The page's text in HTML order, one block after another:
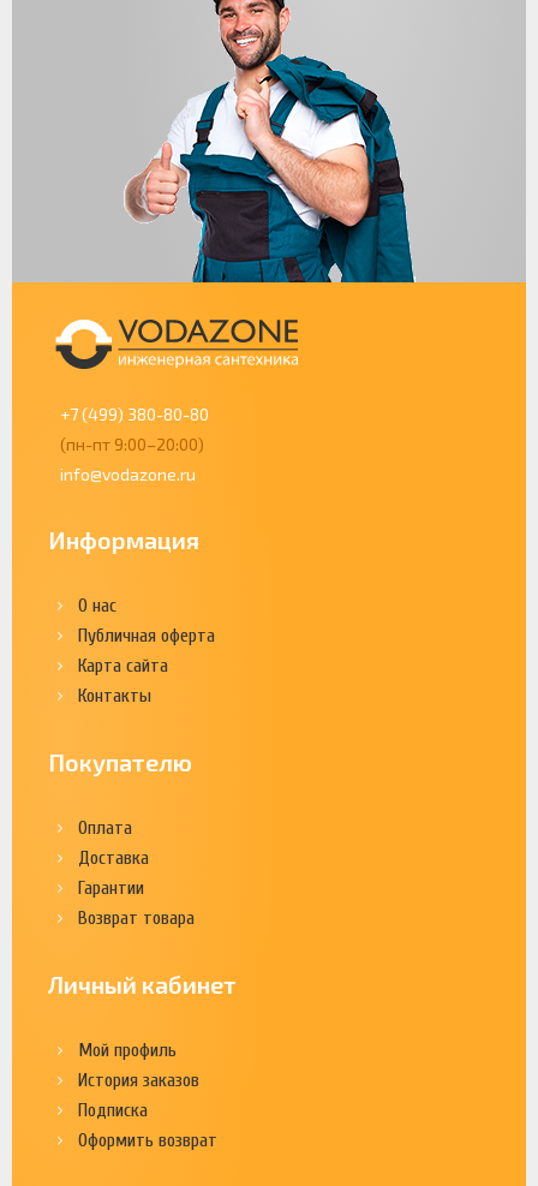
+7 (499) 380-80-80
(пн-пт 9:00–20:00)
info@vodazone.ru
Информация
О нас
Публичная оферта
Карта сайта
Контакты
Покупателю
Оплата
Доставка
Гарантии
Возврат товара
Личный кабинет
Мой профиль
История заказов
Подписка
Оформить возврат